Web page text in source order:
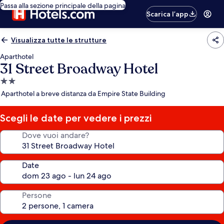
Passa alla sezione principale della pagina
Scarica l’app
Visualizza tutte le strutture
Aparthotel
31 Street Broadway Hotel
Struttura
a
stelle
Aparthotel a breve distanza da Empire State Building
Scegli le date per vedere i prezzi
Dove vuoi andare?
Date
Persone